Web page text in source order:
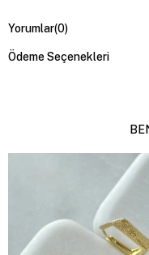
Yorumlar(0)
Ödeme Seçenekleri